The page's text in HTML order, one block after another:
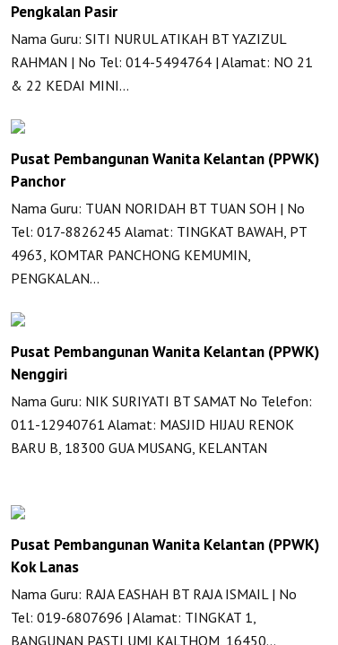
Pengkalan Pasir
Nama Guru: SITI NURUL ATIKAH BT YAZIZUL
RAHMAN | No Tel: 014-5494764 | Alamat: NO 21
& 22 KEDAI MINI…
Pusat Pembangunan Wanita Kelantan (PPWK)
Panchor
Nama Guru: TUAN NORIDAH BT TUAN SOH | No
Tel: 017-8826245 Alamat: TINGKAT BAWAH, PT
4963, KOMTAR PANCHONG KEMUMIN,
PENGKALAN…
Pusat Pembangunan Wanita Kelantan (PPWK)
Nenggiri
Nama Guru: NIK SURIYATI BT SAMAT No Telefon:
011-12940761 Alamat: MASJID HIJAU RENOK
BARU B, 18300 GUA MUSANG, KELANTAN
Pusat Pembangunan Wanita Kelantan (PPWK)
Kok Lanas
Nama Guru: RAJA EASHAH BT RAJA ISMAIL | No
Tel: 019-6807696 | Alamat: TINGKAT 1,
BANGUNAN PASTI UMI KALTHOM, 16450…